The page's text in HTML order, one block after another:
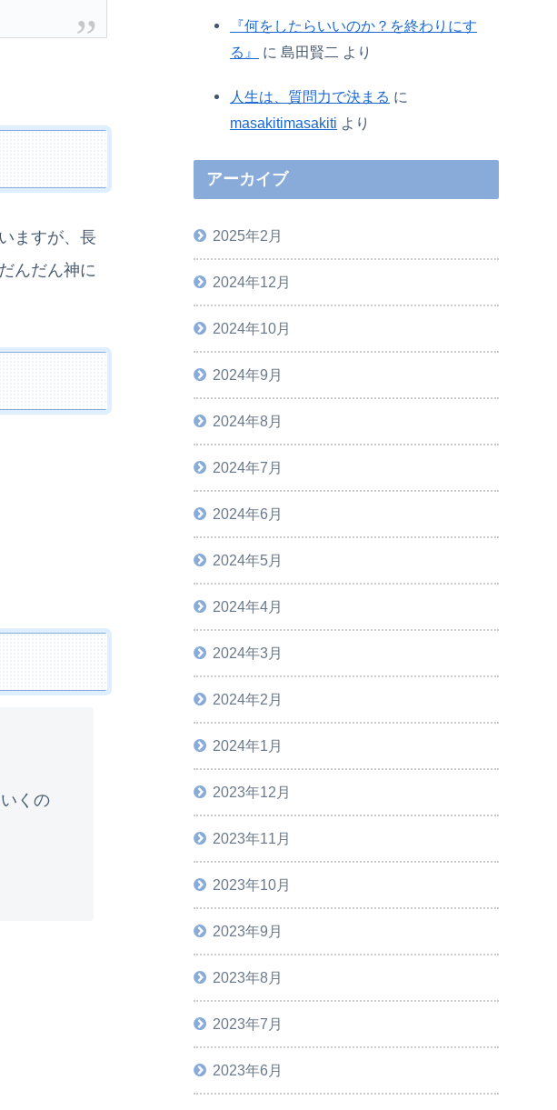
ますが、長
んだん神に
くの
『何をしたらいいのか？を終わりにす
る』
に 島田賢二 より
人生は、質問力で決まる に
masakitimasakiti より
アーカイブ
2025年2月
2024年12月
2024年10月
2024年9月
2024年8月
2024年7月
2024年6月
2024年5月
2024年4月
2024年3月
2024年2月
2024年1月
2023年12月
2023年11月
2023年10月
2023年9月
2023年8月
2023年7月
2023年6月